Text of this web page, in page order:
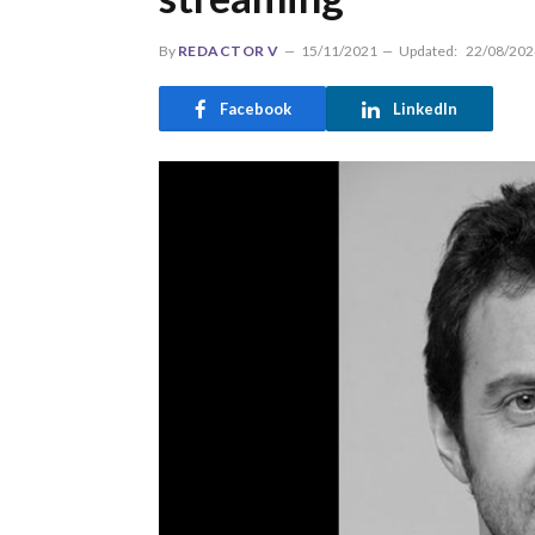
By REDACTOR V 15/11/2021 Updated: 22/08/
Facebook LinkedIn